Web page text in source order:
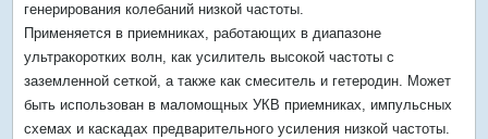
генерирования колебаний низкой частоты.
Применяется в приемниках, работающих в диапазоне
ультракоротких волн, как усилитель высокой частоты с
заземленной сеткой, а также как смеситель и гетеродин. Может
быть использован в маломощных УКВ приемниках, импульсных
схемах и каскадах предварительного усиления низкой частоты.